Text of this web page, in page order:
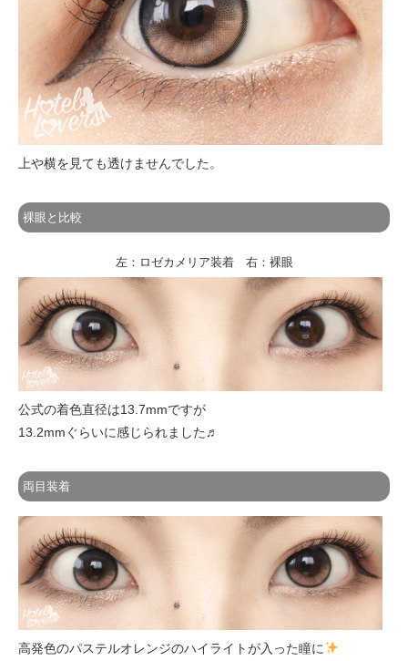
上や横を見ても透けませんでした。
裸眼と比較
左：ロゼカメリア装着 右：裸眼
公式の着色直径は13.7mmですが
13.2mmぐらいに感じられました♬
両目装着
高発色のパステルオレンジのハイライトが入った瞳に